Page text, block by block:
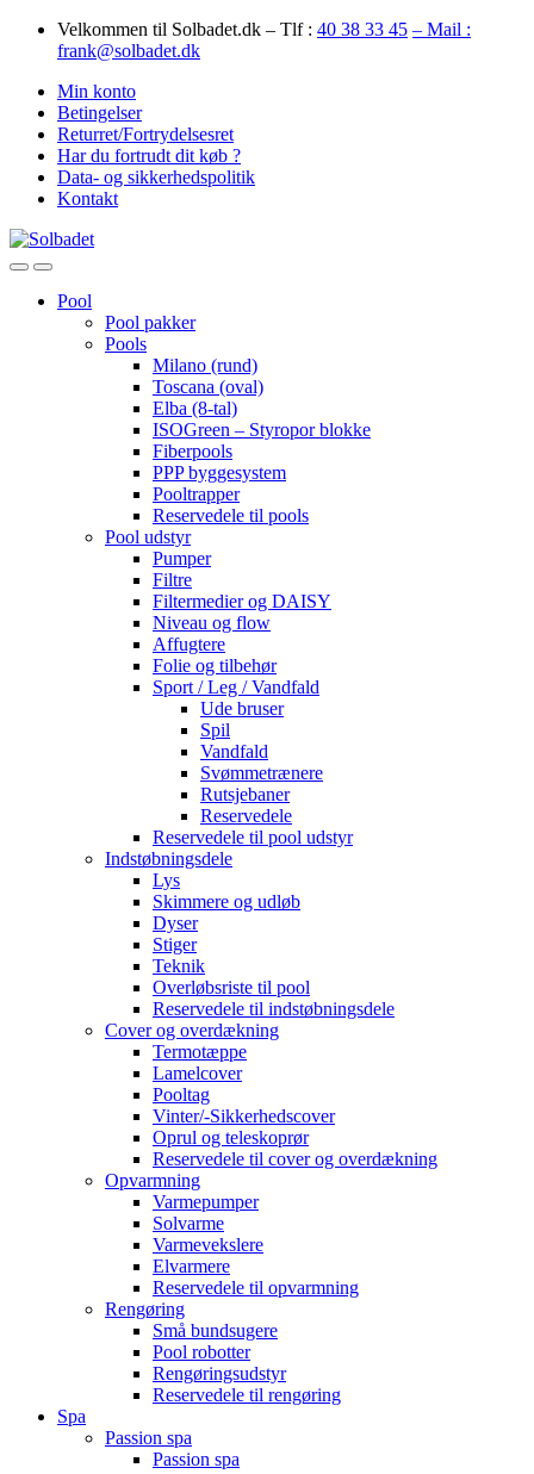
Skip
Skip
Velkommen til Solbadet.dk – Tlf : 40 38 33 45 – Mail :
frank@solbadet.dk
Min konto
Betingelser
Returret/Fortrydelsesret
Har du fortrudt dit køb ?
Data- og sikkerhedspolitik
Kontakt
OpenClose
Pool
Pool pakker
Pools
Milano (rund)
Toscana (oval)
Elba (8-tal)
ISOGreen – Styropor blokke
Fiberpools
PPP byggesystem
Pooltrapper
Reservedele til pools
Pool udstyr
Pumper
Filtre
Filtermedier og DAISY
Niveau og flow
Affugtere
Folie og tilbehør
Sport / Leg / Vandfald
Ude bruser
Spil
Vandfald
Svømmetrænere
Rutsjebaner
Reservedele
Reservedele til pool udstyr
Indstøbningsdele
Lys
Skimmere og udløb
Dyser
Stiger
Teknik
Overløbsriste til pool
Reservedele til indstøbningsdele
Cover og overdækning
Termotæppe
Lamelcover
Pooltag
Vinter/-Sikkerhedscover
Oprul og teleskoprør
Reservedele til cover og overdækning
Opvarmning
Varmepumper
Solvarme
Varmevekslere
Elvarmere
Reservedele til opvarmning
Rengøring
Små bundsugere
Pool robotter
Rengøringsudstyr
Reservedele til rengøring
Spa
Passion spa
Passion spa